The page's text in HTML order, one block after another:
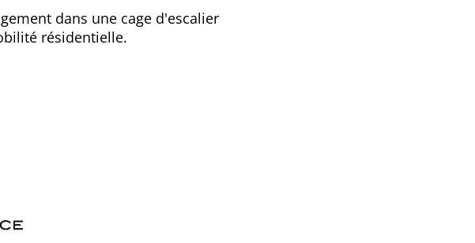
dans une cage d'escalier
résidentielle.